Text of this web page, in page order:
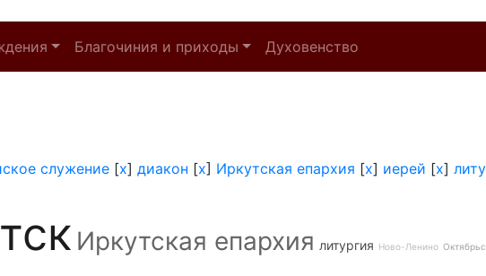
Благочиния и приходы Духовенство
служение [x] диакон [x] Иркутская епархия [x] иерей [x]
Иркутская епархия литургия Ново-Ленино